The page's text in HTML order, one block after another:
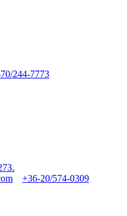
244-7773
+36-20/574-0309